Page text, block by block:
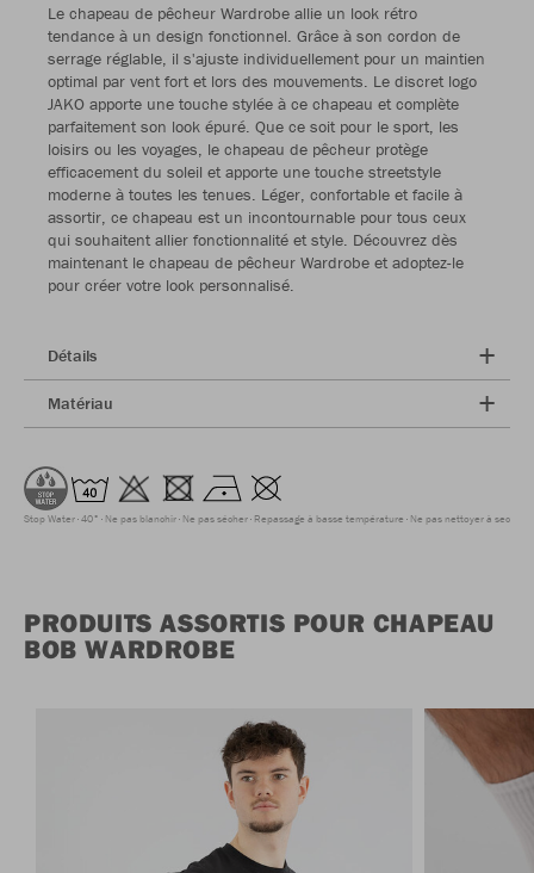
Le chapeau de pêcheur Wardrobe allie un look rétro
tendance à un design fonctionnel. Grâce à son cordon de
serrage réglable, il s'ajuste individuellement pour un maintien
optimal par vent fort et lors des mouvements. Le discret logo
JAKO apporte une touche stylée à ce chapeau et complète
parfaitement son look épuré. Que ce soit pour le sport, les
loisirs ou les voyages, le chapeau de pêcheur protège
efficacement du soleil et apporte une touche streetstyle
moderne à toutes les tenues. Léger, confortable et facile à
assortir, ce chapeau est un incontournable pour tous ceux
qui souhaitent allier fonctionnalité et style. Découvrez dès
maintenant le chapeau de pêcheur Wardrobe et adoptez-le
pour créer votre look personnalisé.
Détails
Matériau
Stop Water 40° Ne pas blanchir Ne pas sécher Repassage à basse température Ne pas nettoyer à sec
PRODUITS ASSORTIS POUR CHAPEAU
BOB WARDROBE